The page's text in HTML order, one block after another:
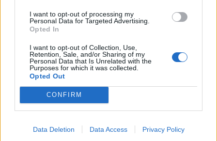
I want to opt-out of processing my
Personal Data for Targeted Advertising.
Opted In
I want to opt-out of Collection, Use,
Retention, Sale, and/or Sharing of my
Personal Data that Is Unrelated with the
Purposes for which it was collected.
Opted Out
CONFIRM
Data Deletion Data Access Privacy Policy